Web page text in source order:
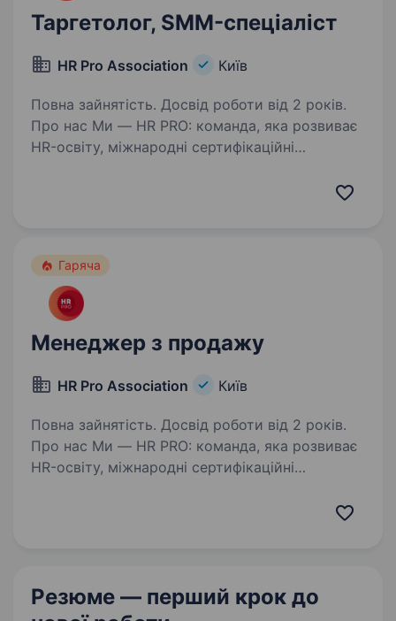
Таргетолог, SMM-спеціаліст
HR Pro Association Київ
Повна зайнятість. Досвід роботи від 2 років.
Про нас Ми — HR PRO: команда, яка розвиває
HR-освіту, міжнародні сертифікаційні
Гаряча
Менеджер з продажу
HR Pro Association Київ
Повна зайнятість. Досвід роботи від 2 років.
Про нас Ми — HR PRO: команда, яка розвиває
HR-освіту, міжнародні сертифікаційні
Резюме — перший крок до